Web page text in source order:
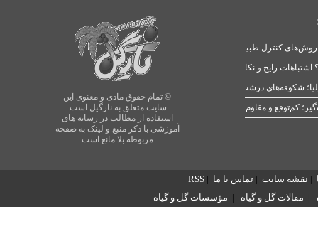
© تمام حقوق مادی و معنوی این
سایت متعلق به نارگیل است.
استفاده از مطالب در رسانه های
آموزشی با ذکر منبع و لینک به صفحه
مربوطه بلا مانع است
رایج و نکات طلایی
شکوفه‌های درشت در بهار
| نقشه سایت | تماس با ما |
RSS
| مقالات گل و گیاه | مؤسسات گل و گیاه